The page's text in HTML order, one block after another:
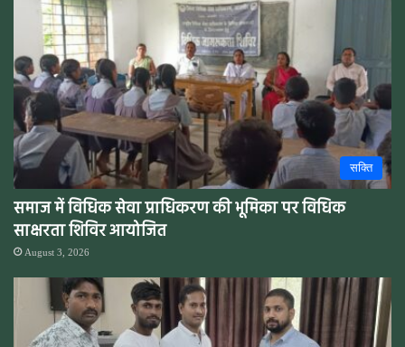
सक्ति
समाज में विधिक सेवा प्राधिकरण की भूमिका पर विधिक
साक्षरता शिविर आयोजित
August 3, 2026